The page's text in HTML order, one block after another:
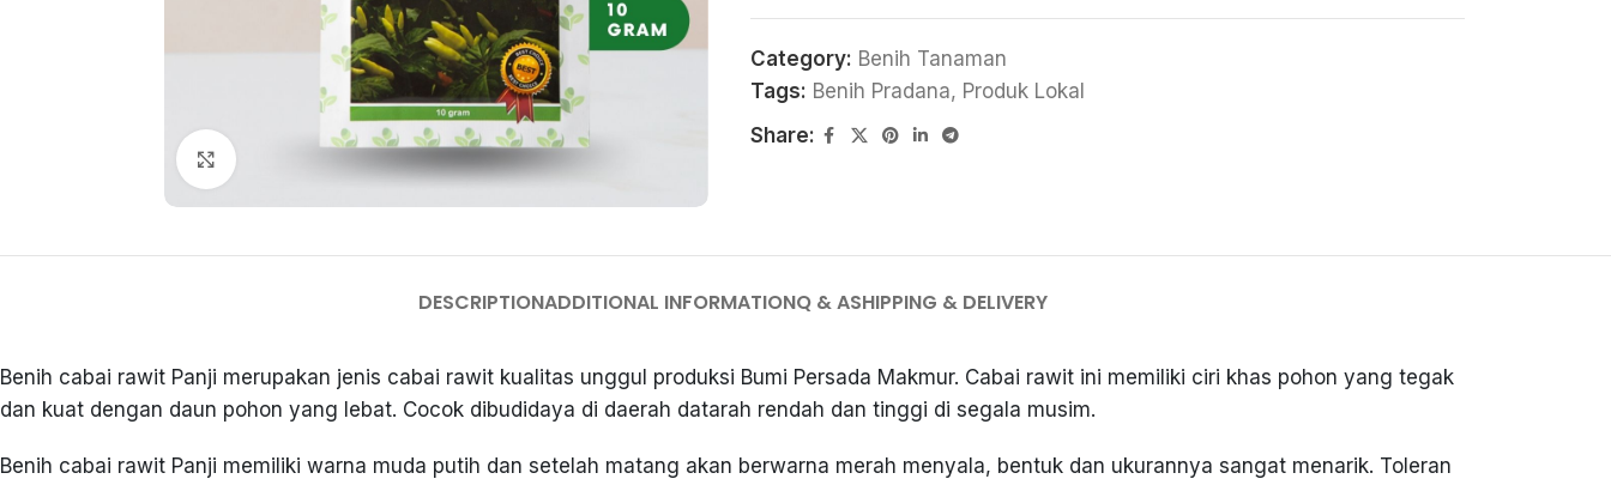
Category: Benih Tanaman
Tags: Benih Pradana, Produk Lokal
Share:
DESCRIPTIONADDITIONAL INFORMATIONQ & ASHIPPING & DELIVERY
Benih cabai rawit Panji merupakan jenis cabai rawit kualitas unggul produksi Bumi Persada Makmur. Cabai rawit ini memiliki ciri khas pohon yang tegak
dan kuat dengan daun pohon yang lebat. Cocok dibudidaya di daerah datarah rendah dan tinggi di segala musim.
Benih cabai rawit Panji memiliki warna muda putih dan setelah matang akan berwarna merah menyala, bentuk dan ukurannya sangat menarik. Toleran